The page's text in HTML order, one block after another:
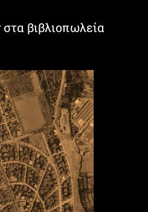
βιβλιοπωλεία